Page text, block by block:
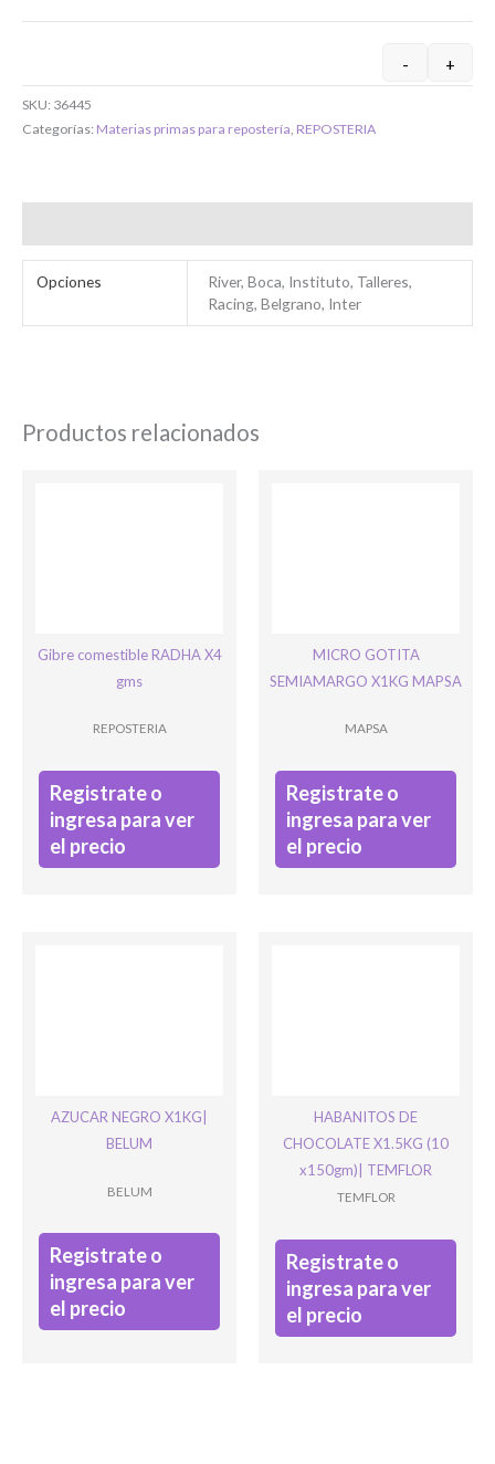
- +
SKU: 36445
Categorías: Materias primas para repostería, REPOSTERIA
Opciones
River, Boca, Instituto, Talleres,
Racing, Belgrano, Inter
Productos relacionados
Gibre comestible RADHA X4
gms
REPOSTERIA
Registrate o
ingresa para ver
el precio
MICRO GOTITA
SEMIAMARGO X1KG MAPSA
MAPSA
Registrate o
ingresa para ver
el precio
AZUCAR NEGRO X1KG|
BELUM
BELUM
Registrate o
ingresa para ver
el precio
HABANITOS DE
CHOCOLATE X1.5KG (10
x150gm)| TEMFLOR
TEMFLOR
Registrate o
ingresa para ver
el precio